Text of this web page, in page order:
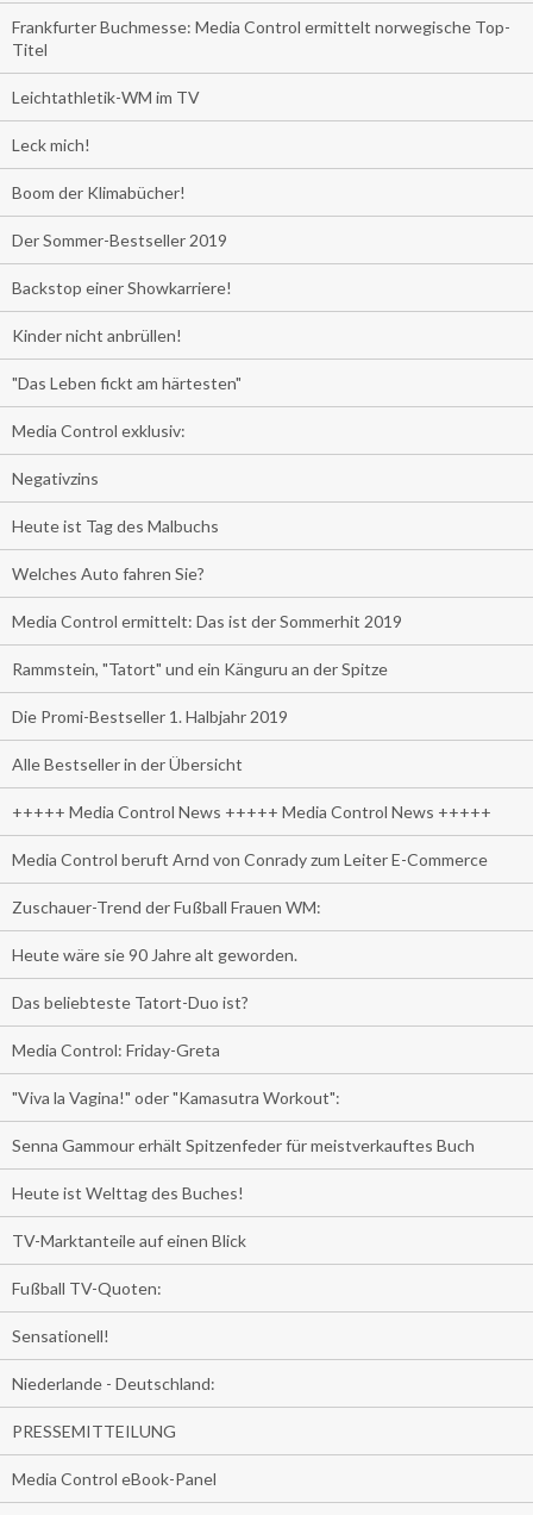
Frankfurter Buchmesse: Media Control ermittelt norwegische Top-
Titel
Leichtathletik-WM im TV
Leck mich!
Boom der Klimabücher!
Der Sommer-Bestseller 2019
Backstop einer Showkarriere!
Kinder nicht anbrüllen!
"Das Leben fickt am härtesten"
Media Control exklusiv:
Negativzins
Heute ist Tag des Malbuchs
Welches Auto fahren Sie?
Media Control ermittelt: Das ist der Sommerhit 2019
Rammstein, "Tatort" und ein Känguru an der Spitze
Die Promi-Bestseller 1. Halbjahr 2019
Alle Bestseller in der Übersicht
+++++ Media Control News +++++ Media Control News +++++
Media Control beruft Arnd von Conrady zum Leiter E-Commerce
Zuschauer-Trend der Fußball Frauen WM:
Heute wäre sie 90 Jahre alt geworden.
Das beliebteste Tatort-Duo ist?
Media Control: Friday-Greta
"Viva la Vagina!" oder "Kamasutra Workout":
Senna Gammour erhält Spitzenfeder für meistverkauftes Buch
Heute ist Welttag des Buches!
TV-Marktanteile auf einen Blick
Fußball TV-Quoten:
Sensationell!
Niederlande - Deutschland:
PRESSEMITTEILUNG
Media Control eBook-Panel